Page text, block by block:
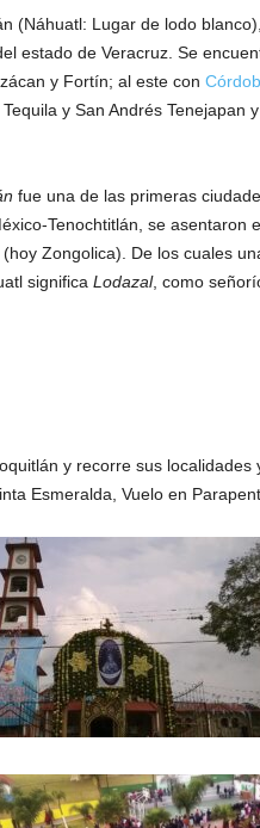
(Náhuatl: Lugar de lodo
estado de Veracruz. Se
y Fortín; al este con
y San Andrés Tenejapan
fue una de las primeras
Tenochtitlán, se asentaron
Zongolica). De los cuales
significa Lodazal, como
y recorre sus
Esmeralda, Vuelo en